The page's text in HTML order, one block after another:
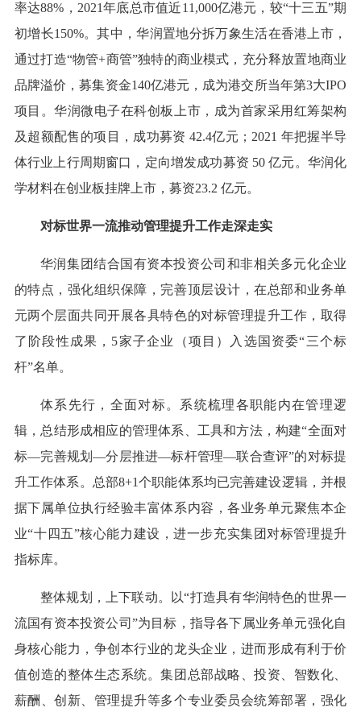
率达88%，2021年底总市值近11,000亿港元，较“十三五”期
初增长150%。其中，华润置地分拆万象生活在香港上市，
通过打造“物管+商管”独特的商业模式，充分释放置地商业
品牌溢价，募集资金140亿港元，成为港交所当年第3大IPO
项目。华润微电子在科创板上市，成为首家采用红筹架构
及超额配售的项目，成功募资 42.4亿元；2021 年把握半导
体行业上行周期窗口，定向增发成功募资 50 亿元。华润化
学材料在创业板挂牌上市，募资23.2 亿元。
对标世界一流推动管理提升工作走深走实
华润集团结合国有资本投资公司和非相关多元化企业
的特点，强化组织保障，完善顶层设计，在总部和业务单
元两个层面共同开展各具特色的对标管理提升工作，取得
了阶段性成果，5家子企业（项目）入选国资委“三个标
杆”名单。
体系先行，全面对标。系统梳理各职能内在管理逻
辑，总结形成相应的管理体系、工具和方法，构建“全面对
标—完善规划—分层推进—标杆管理—联合查评”的对标提
升工作体系。总部8+1个职能体系均已完善建设逻辑，并根
据下属单位执行经验丰富体系内容，各业务单元聚焦本企
业“十四五”核心能力建设，进一步充实集团对标管理提升
指标库。
整体规划，上下联动。以“打造具有华润特色的世界一
流国有资本投资公司”为目标，指导各下属业务单元强化自
身核心能力，争创本行业的龙头企业，进而形成有利于价
值创造的整体生态系统。集团总部战略、投资、智数化、
薪酬、创新、管理提升等多个专业委员会统筹部署，强化